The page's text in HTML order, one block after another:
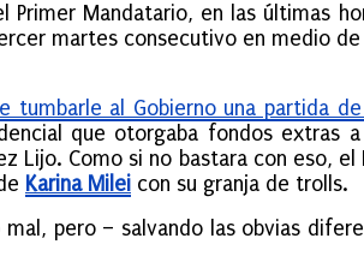
Mandatario, en las últimas
martes consecutivo en medio
tumbarle al Gobierno una partida
que otorgaba fondos
Lijo. Como si no bastara con eso,
Karina Milei con su granja de trolls.
pero – salvando las obvias